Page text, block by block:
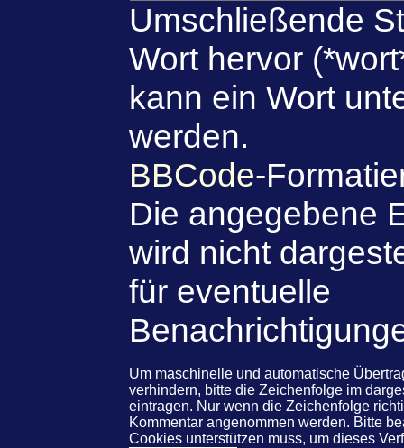
Umschließende
Wort hervor
kann ein Wort
werden.
BBCode-
Die angegebene
wird nicht
für eventuelle
Um maschinelle und automatische
verhindern, bitte die Zeichenfolge im
eintragen. Nur wenn die Zeichenfolge
Kommentar angenommen werden. Bitte
Cookies unterstützen muss, um dieses